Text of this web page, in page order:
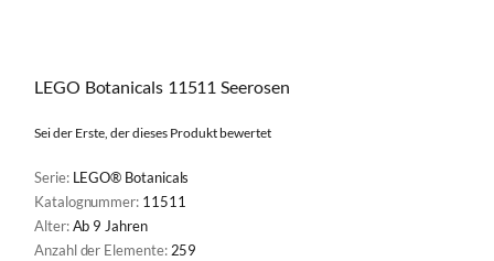
LEGO Botanicals 11511 Seerosen
Sei der Erste, der dieses Produkt bewertet
Serie: LEGO® Botanicals
Katalognummer: 11511
Alter:Ab 9 Jahren
Anzahl der Elemente: 259